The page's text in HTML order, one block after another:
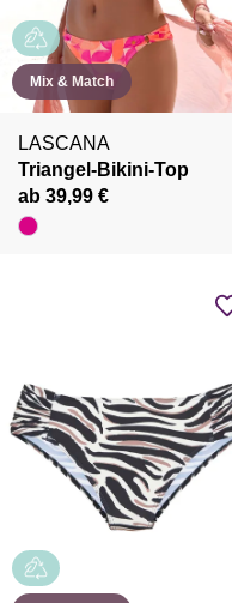
Mix & Match
LASCANA
Triangel-Bikini-Top
ab 39,99 €